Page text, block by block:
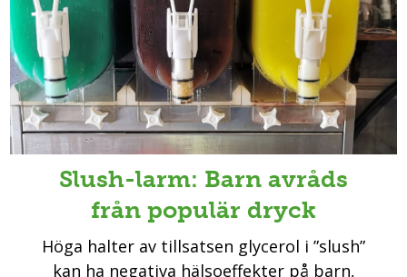
Slush-larm: Barn avråds
från populär dryck
Höga halter av tillsatsen glycerol i ”slush”
kan ha negativa hälsoeffekter på barn,